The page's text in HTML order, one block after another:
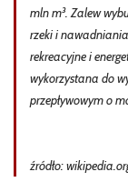
mln m³. Zalew
rzeki i
rekreacyjne i
wykorzystana do
przepływowym o
źródło: